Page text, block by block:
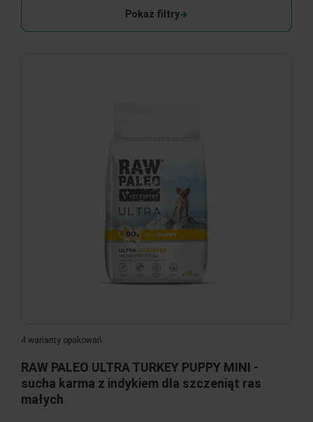
Pokaż filtry
4 warianty opakowań
RAW PALEO ULTRA TURKEY PUPPY MINI -
sucha karma z indykiem dla szczeniąt ras
małych